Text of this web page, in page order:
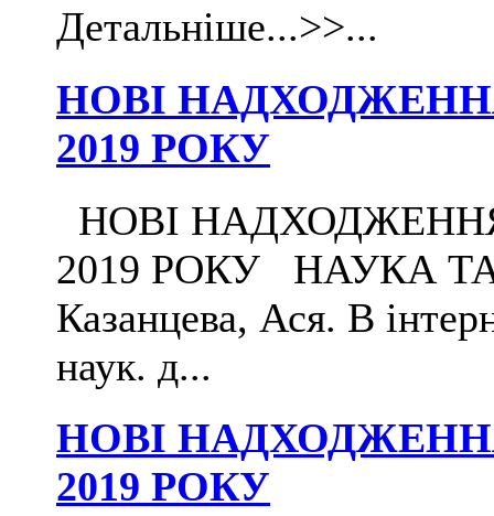
Детальніше...>>...
НОВІ
2019 РОКУ
НОВІ
2019 РОКУ НАУКА
Казанцева, Ася. В
наук. д...
НОВІ
2019 РОКУ